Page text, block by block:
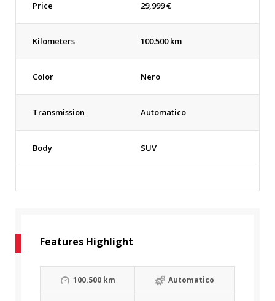
Price 29,999€
Kilometers 100.500 km
Color Nero
Transmission Automatico
Body SUV
Features Highlight
100.500 km Automatico